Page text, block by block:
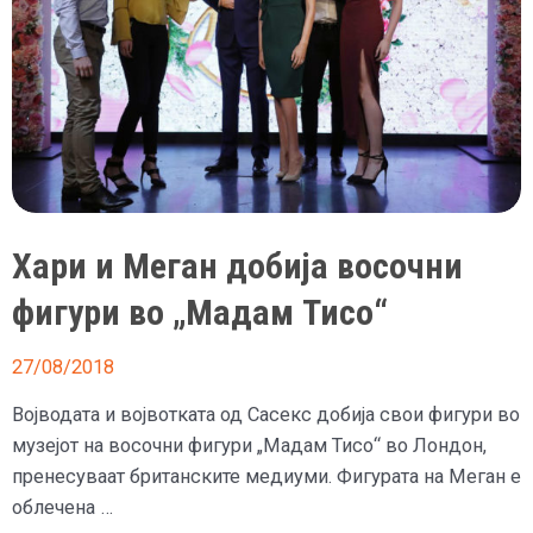
Хари и Меган добија восочни
фигури во „Мадам Тисо“
27/08/2018
Војводата и војвотката од Сасекс добија свои фигури во
музејот на восочни фигури „Мадам Тисо“ во Лондон,
пренесуваат британските медиуми. Фигурата на Меган е
облечена …